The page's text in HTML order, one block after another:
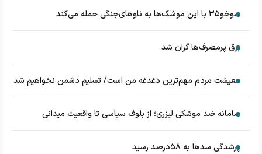
سوخو۳۵ با این موشک‌ها به ناوهای‌جنگی حمله می‌کند
برق پرمصرف‌ها گران شد
معیشت مردم مهم‌ترین دغدغه من است/ تسلیم دشمن نخواهیم شد
سامانه ضد موشکی لیزری؛ از بلوف سیاسی تا واقعیت میدانی
پرشدگی سدها به ۵۸درصد رسید